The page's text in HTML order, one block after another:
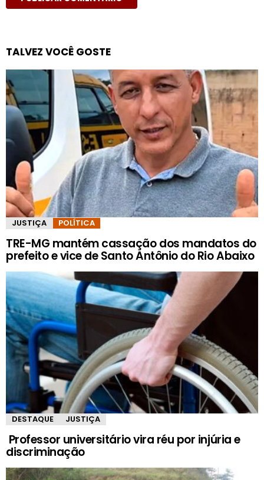
TALVEZ VOCÊ GOSTE
JUSTIÇA POLÍTICA
TRE-MG mantém cassação dos mandatos do
prefeito e vice de Santo Antônio do Rio Abaixo
DESTAQUE JUSTIÇA
Professor universitário vira réu por injúria e
discriminação